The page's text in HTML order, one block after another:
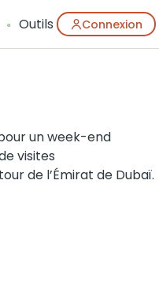
Outils Connexion
un week-end
visites
de l’Émirat de Dubaï.